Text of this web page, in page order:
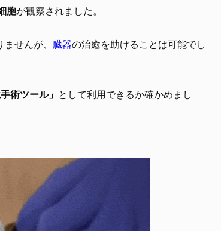
胞が観察されました。
せんが、 臓器の治癒を助けることは可能でし
術ツール」 として利用できるか確かめまし